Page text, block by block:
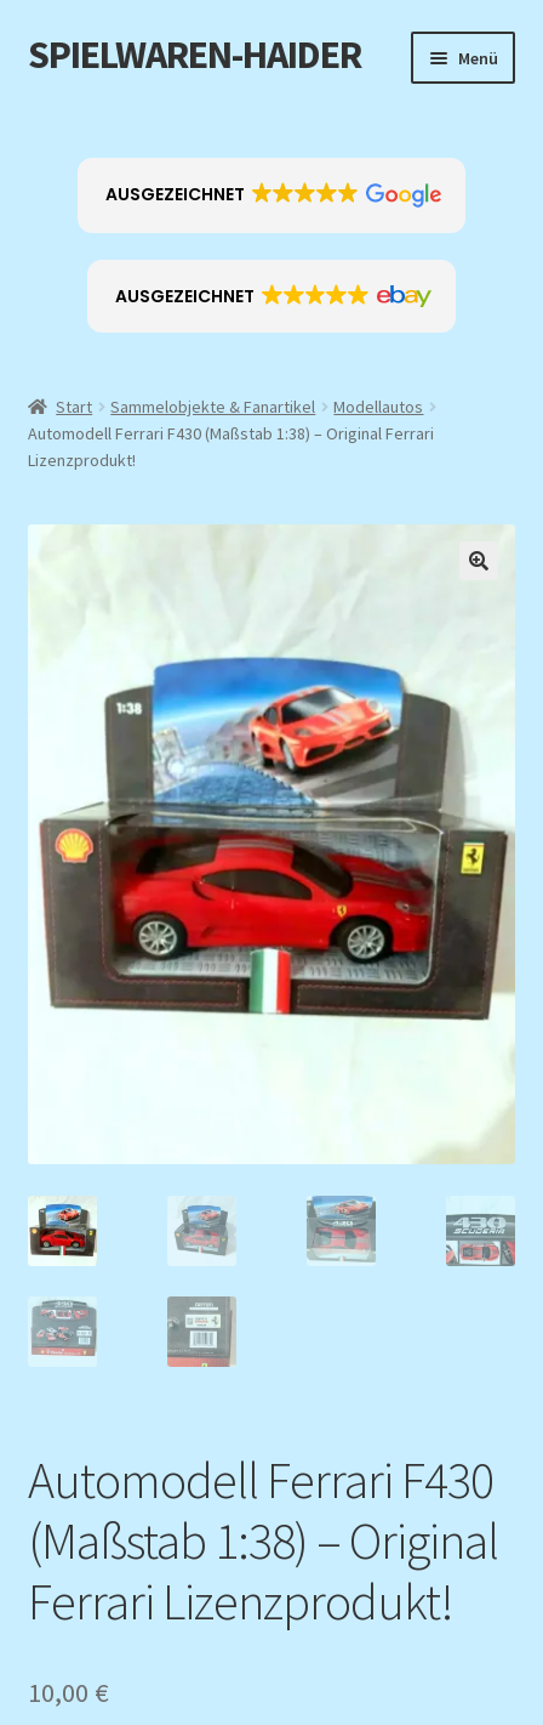
Zur
Navigation
Zum
Inhalt
SPIELWAREN-HAIDER Menü
ANGEBOTE
Kontakt
AUSGEZEICHNET
AUSGEZEICHNET
Start Sammelobjekte & Fanartikel
Modellautos
Automodell Ferrari F430 (Maßstab 1:38) – Original Ferrari
Lizenzprodukt!
Automodell Ferrari F430
(Maßstab 1:38) – Original
Ferrari Lizenzprodukt!
10,00 €